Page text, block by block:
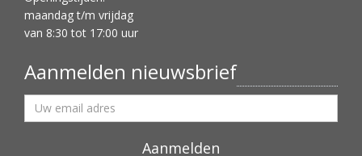
maandag t/m vrijdag
van 8:30 tot 17:00 uur
Aanmelden nieuwsbrief